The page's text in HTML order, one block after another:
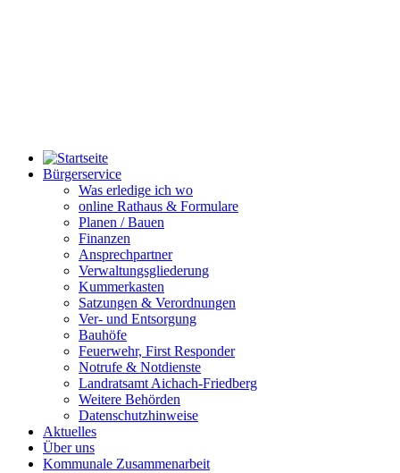
Bürgerservice
Was erledige ich wo
online Rathaus & Formulare
Planen / Bauen
Finanzen
Ansprechpartner
Verwaltungsgliederung
Kummerkasten
Satzungen & Verordnungen
Ver- und Entsorgung
Bauhöfe
Feuerwehr, First Responder
Notrufe & Notdienste
Landratsamt Aichach-Friedberg
Weitere Behörden
Datenschutzhinweise
Aktuelles
Über uns
Kommunale Zusammenarbeit